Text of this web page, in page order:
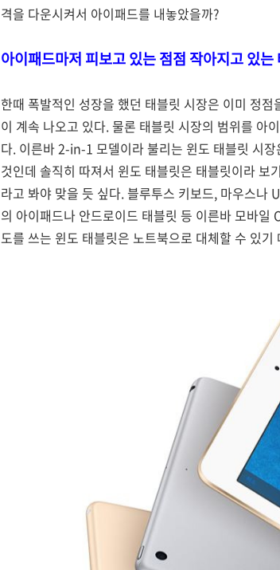
격을 다운시켜서 아이패드를 내놓았을까?
아이패드마저 피보고 있는 점점 작아지고 있는
한때 폭발적인 성장을 했던 태블릿 시장은 이미 정
이 계속 나오고 있다. 물론 태블릿 시장의 범위를 아
다. 이른바 2-in-1 모델이라 불리는 윈도 태블릿 시
것인데 솔직히 따져서 윈도 태블릿은 태블릿이라 보
라고 봐야 맞을 듯 싶다. 블루투스 키보드, 마우스나
의 아이패드나 안드로이드 태블릿 등 이른바 모바
도를 쓰는 윈도 태블릿은 노트북으로 대체할 수 있